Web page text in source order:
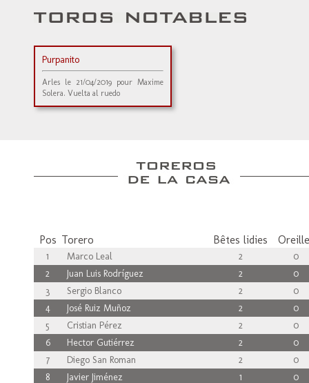
Purpanito
Arles le 21/04/2019 pour Maxime
Solera. Vuelta al ruedo
Pos Torero Bêtes lidies
1 Marco Leal 2
0
2
Juan Luis Rodríguez 2
0
3
Sergio Blanco 2
0
4
José Ruiz Muñoz 2
0
5
Cristian Pérez 2
0
6
Hector Gutiérrez 2
0
7
Diego San Roman 2
0
8
Javier Jiménez 1 0